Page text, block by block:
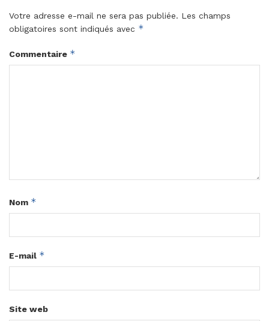
Votre adresse e-mail ne sera pas publiée. Les champs
obligatoires sont indiqués avec *
Commentaire *
Nom *
E-mail *
Site web